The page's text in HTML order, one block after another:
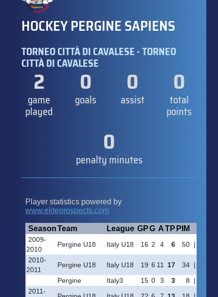
HOCKEY PERGINE SAPIENS
TORNEO CITTÀ DI CAVALESE - TORNEO
CITTÀ DI CAVALESE
2
game
played
0
goals
0
assist
0
total
points
0
penalty minutes